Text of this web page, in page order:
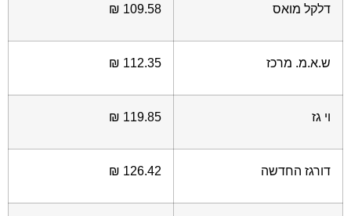
דלקל מואס 109.58 ₪
ש.א.מ. מרכז 112.35 ₪
וי גז 119.85 ₪
דורגז החדשה 126.42 ₪